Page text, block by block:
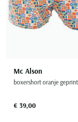
Mc Alson
€ 39,00